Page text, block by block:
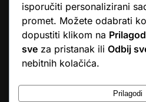
★★★★★
… Ono što me se dojmilo je ljudski
dobijem što sam naručio. U većini
zove, samo otkažu narudžbu. …
Stjepan D.M.
© Argus elektronika d.o.o.
isporučiti personalizirani
promet. Možete odabrati
dopustiti klikom na
sve za pristanak ili Odbij
nebitnih kolačića.
Prilagodi